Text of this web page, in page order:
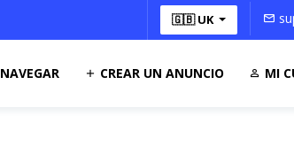
🇬🇧 UK
NAVEGAR CREAR UN ANUNCIO MI